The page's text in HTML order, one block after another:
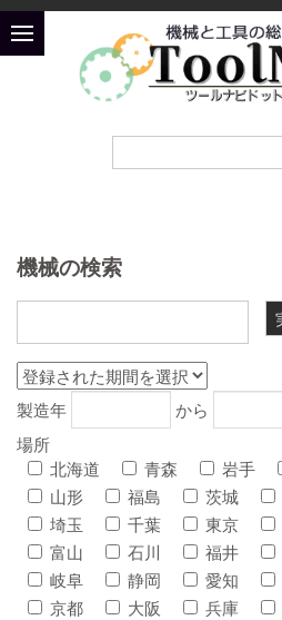
機械の検索
製造年
から
場所
北海道
青森 岩手
山形
福島 茨城
埼玉
千葉 東京
富山
石川 福井
岐阜
静岡 愛知
京都
大阪 兵庫